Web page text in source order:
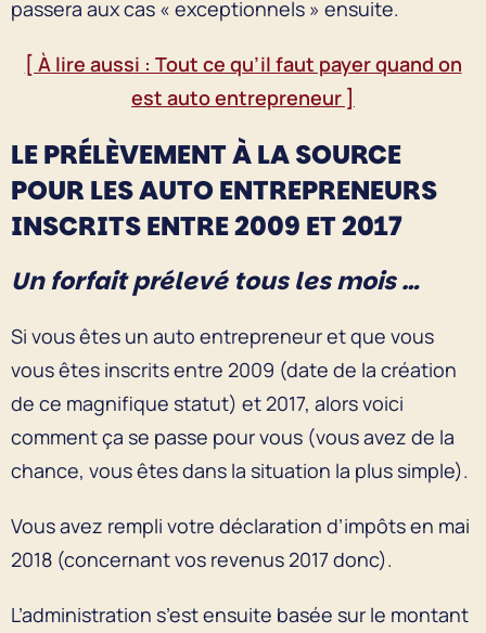
passera aux cas « exceptionnels » ensuite.
[ À lire aussi : Tout ce qu’il faut payer quand on
est auto entrepreneur ]
LE PRÉLÈVEMENT À LA SOURCE
POUR LES AUTO ENTREPRENEURS
INSCRITS ENTRE 2009 ET 2017
Un forfait prélevé tous les mois …
Si vous êtes un auto entrepreneur et que vous
vous êtes inscrits entre 2009 (date de la création
de ce magnifique statut) et 2017, alors voici
comment ça se passe pour vous (vous avez de la
chance, vous êtes dans la situation la plus simple).
Vous avez rempli votre déclaration d’impôts en mai
2018 (concernant vos revenus 2017 donc).
L’administration s’est ensuite basée sur le montant